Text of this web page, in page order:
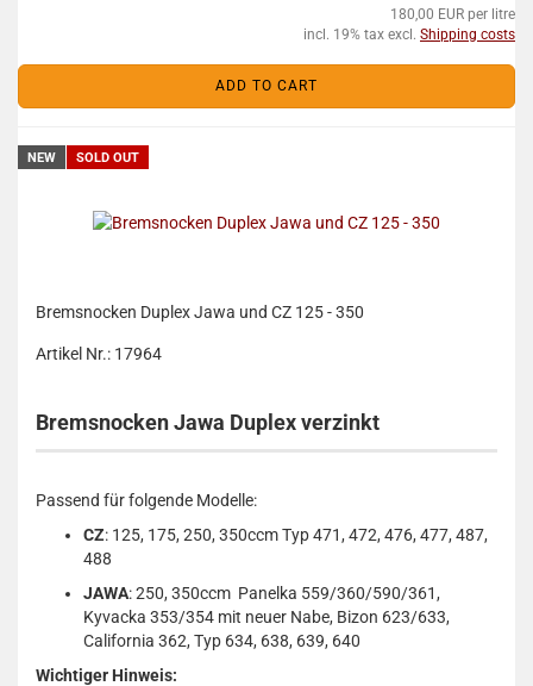
180,00 EUR per litre
incl. 19% tax excl. Shipping costs
ADD TO CART
NEW SOLD OUT
Bremsnocken Duplex Jawa und CZ 125 - 350
Artikel Nr.: 17964
Bremsnocken Jawa Duplex verzinkt
Passend für folgende Modelle:
CZ: 125, 175, 250, 350ccm Typ 471, 472, 476, 477, 487,
488
JAWA: 250, 350ccm Panelka 559/360/590/361,
Kyvacka 353/354 mit neuer Nabe, Bizon 623/633,
California 362, Typ 634, 638, 639, 640
Wichtiger Hinweis: